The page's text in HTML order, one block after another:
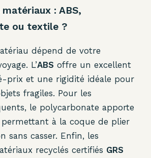
: ABS,
ou textile ?
dépend de votre
L’ABS offre un excellent
prix et une rigidité idéale pour
fragiles. Pour les
le polycarbonate apporte
permettant à la coque de plier
sans casser. Enfin, les
recyclés certifiés GRS